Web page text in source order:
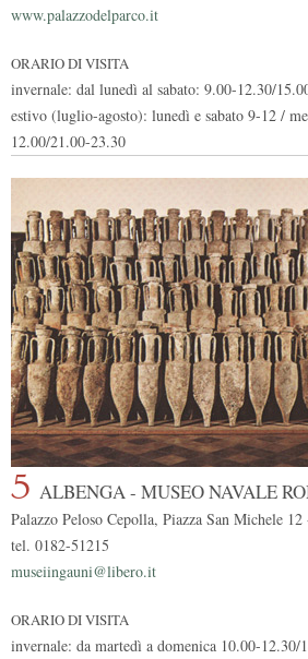
www.palazzodelparco.it
ORARIO DI VISITA
invernale: dal lunedì al sabato: 9.00-12.30/
estivo (luglio-agosto): lunedì e sabato 9-12 /
12.00/21.00-23.30
5 ALBENGA - MUSEO NAVALE
Palazzo Peloso Cepolla, Piazza San Michele
tel. 0182-51215
museiingauni@libero.it
ORARIO DI VISITA
invernale: da martedì a domenica 10.00-12.30/